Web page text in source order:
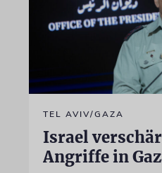
TEL AVIV/GAZA
Israel
Angriffe in